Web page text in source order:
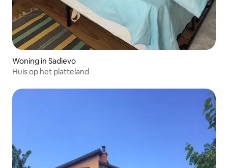
Woning in Sadievo
Huis op het platteland